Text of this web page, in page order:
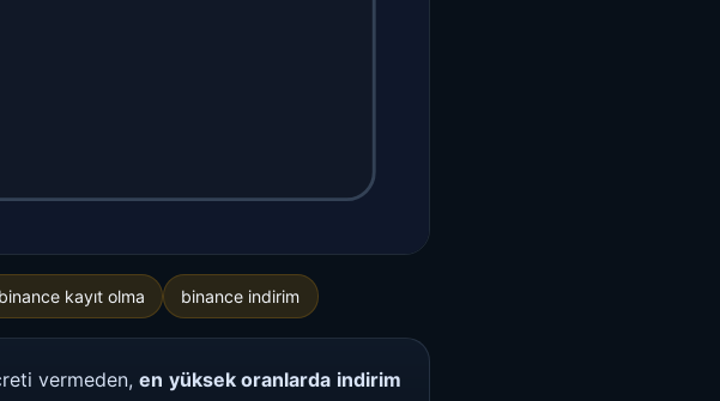
binance kayıt olma binance indirim
vermeden, en yüksek oranlarda indirim